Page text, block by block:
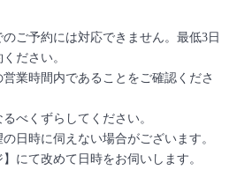
ご予約には対応できません。最低3日
ださい。
営業時間内であることをご確認くださ
べくずらしてください。
日時に伺えない場合がございます。
にて改めて日時をお伺いします。